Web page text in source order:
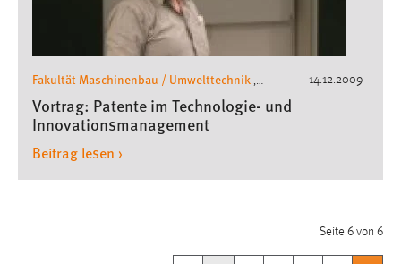
14.12.2009
Fakultät Maschinenbau / Umwelttechnik ,
Wirtschaftsingenieurwesen
Vortrag: Patente im Technologie- und
Innovationsmanagement
Beitrag lesen ›
Seite 6 von 6